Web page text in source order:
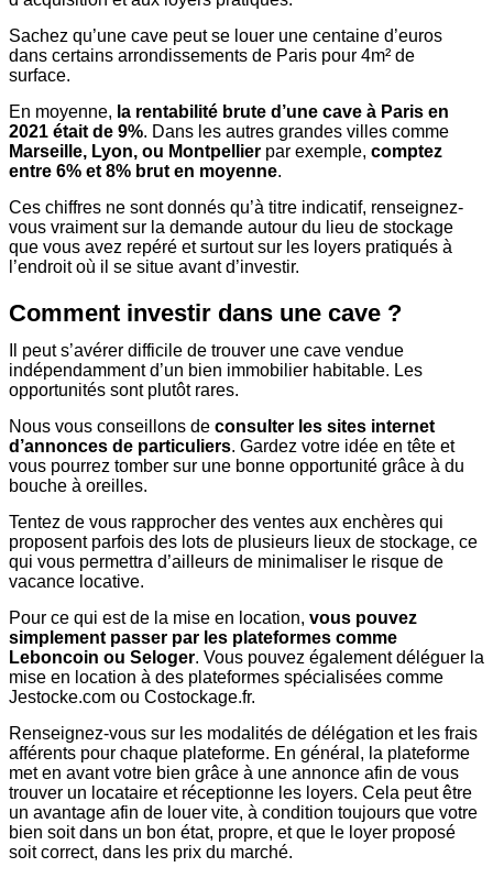
Sachez qu’une cave peut se louer une centaine d’euros
dans certains arrondissements de Paris pour 4m² de
surface.
En moyenne, la rentabilité brute d’une cave à Paris en
2021 était de 9%. Dans les autres grandes villes comme
Marseille, Lyon, ou Montpellier par exemple, comptez
entre 6% et 8% brut en moyenne.
Ces chiffres ne sont donnés qu’à titre indicatif, renseignez-
vous vraiment sur la demande autour du lieu de stockage
que vous avez repéré et surtout sur les loyers pratiqués à
l’endroit où il se situe avant d’investir.
Comment investir dans une cave ?
Il peut s’avérer difficile de trouver une cave vendue
indépendamment d’un bien immobilier habitable. Les
opportunités sont plutôt rares.
Nous vous conseillons de consulter les sites internet
d’annonces de particuliers. Gardez votre idée en tête et
vous pourrez tomber sur une bonne opportunité grâce à du
bouche à oreilles.
Tentez de vous rapprocher des ventes aux enchères qui
proposent parfois des lots de plusieurs lieux de stockage, ce
qui vous permettra d’ailleurs de minimaliser le risque de
vacance locative.
Pour ce qui est de la mise en location, vous pouvez
simplement passer par les plateformes comme
Leboncoin ou Seloger. Vous pouvez également déléguer la
mise en location à des plateformes spécialisées comme
Jestocke.com ou Costockage.fr.
Renseignez-vous sur les modalités de délégation et les frais
afférents pour chaque plateforme. En général, la plateforme
met en avant votre bien grâce à une annonce afin de vous
trouver un locataire et réceptionne les loyers. Cela peut être
un avantage afin de louer vite, à condition toujours que votre
bien soit dans un bon état, propre, et que le loyer proposé
soit correct, dans les prix du marché.